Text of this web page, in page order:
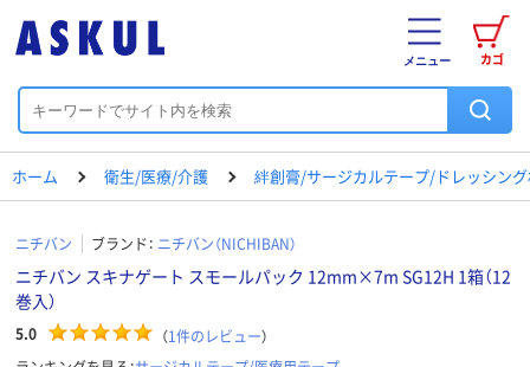
カゴ
メニュー
ホーム 衛生/医療/介護 絆創膏/サージカルテープ/ドレッシン
ニチバン ブランド： ニチバン（NICHIBAN）
ニチバン スキナゲート スモールパック 12mm×7m SG12H 1箱（12
巻入）
5.0 （1件のレビュー）